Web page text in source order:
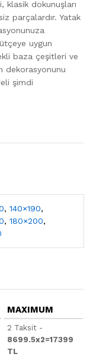
klasik dokunuşları
parçalardır. Yatak
uygun
baza çeşitleri ve
dekorasyonunu
şimdi
, 140×190,
, 180×200,
MAXIMUM
2 Taksit -
8699.5x2=17399
TL